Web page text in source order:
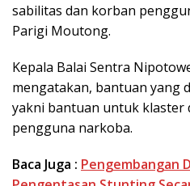
sabilitas dan korban
Parigi Moutong.
Kepala Balai Sentra
mengatakan, bantuan yang
yakni bantuan untuk klaster
pengguna narkoba.
Baca Juga : Pengembangan